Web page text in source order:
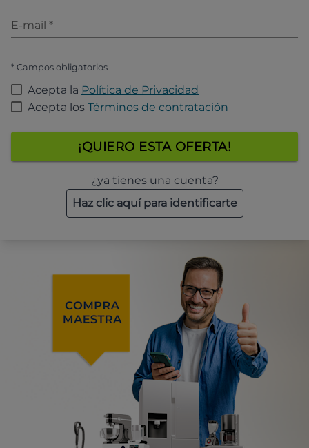
E-mail *
* Campos obligatorios
Acepta la Política de Privacidad
Acepta los Términos de contratación
¡QUIERO ESTA OFERTA!
¿ya tienes una cuenta?
Haz clic aquí para identificarte